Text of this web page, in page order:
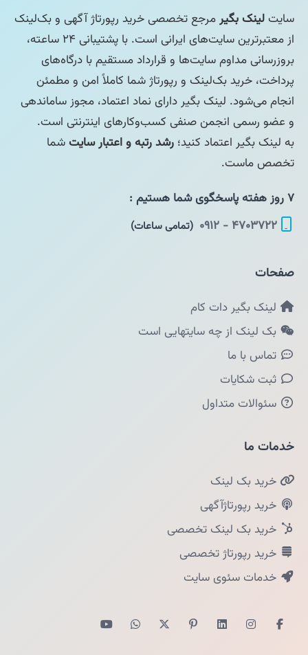
سایتلینک بگیرمرجع تخصصی خرید رپورتاژ آگهی و بک‌لینک
از معتبرترین سایت‌های ایرانی است. با پشتیبانی ۲۴ ساعته،
بروزرسانی مداوم سایت‌ها و قرارداد مستقیم با درگاه‌های
پرداخت، خرید بک‌لینک و رپورتاژ شما کاملاً امن و مطمئن
انجام می‌شود. لینک بگیر دارای نماد اعتماد، مجوز ساماندهی
و عضو رسمی انجمن صنفی کسب‌وکارهای اینترنتی است.
به لینک بگیر اعتماد کنید؛ رشد رتبه و اعتبار سایتشما
تخصص ماست.
۷ روز هفته پاسخگوی شما هستیم :
۴۷۰۳۷۲۲ - ۰۹۱۲
(تمامی ساعات)
صفحات
لینک بگیر دات کام
بک لینک از چه سایتهایی است
تماس با ما
ثبت شکایات
سئوالات متداول
خدمات ما
خرید بک لینک
خرید رپورتاژآگهی
خرید بک لینک تخصصی
خرید رپورتاژ تخصصی
خدمات سئوی سایت